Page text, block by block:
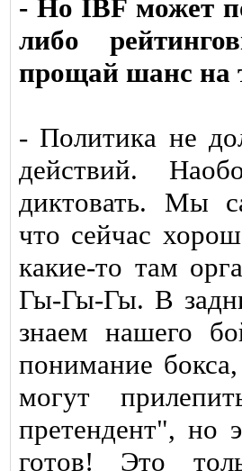
- Но IBF может
либо
прощай шанс на
- Политика не
действий.
диктовать. Мы
что сейчас
какие-то там
Гы-Гы-Гы. В
знаем нашего
понимание
могут
претендент", но
готов! Это